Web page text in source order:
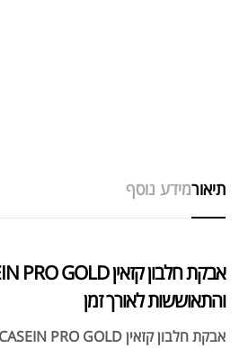
תיאורמידע נוסף
והתאוששות לאורך זמן
אבקת חלבון קזאין YE CASEIN PRO GOLD